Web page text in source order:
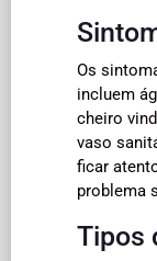
Os
incluem
cheiro
vaso
ficar
problema
Tipos